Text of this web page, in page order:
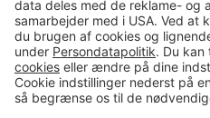
49 18 07 07
Salgsafdeling åbningstider
08.00-16.00